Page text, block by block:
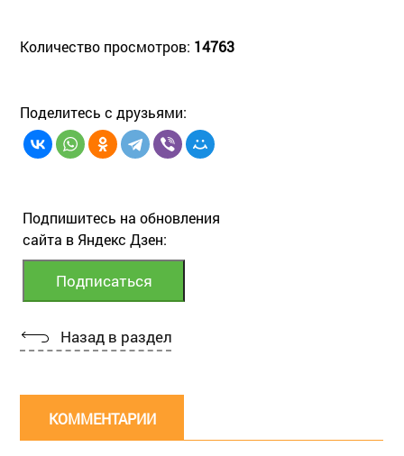
Количество просмотров: 14763
Поделитесь с друзьями:
Подпишитесь на обновления
сайта в Яндекс Дзен:
Назад в раздел
КОММЕНТАРИИ